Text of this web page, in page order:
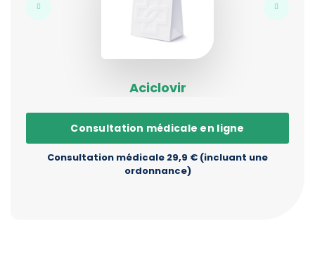
Aciclovir
Consultation médicale en ligne
Consultation médicale 29,9 € (incluant une
ordonnance)